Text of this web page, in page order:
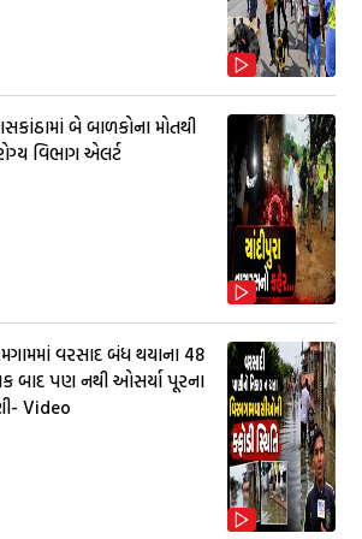
બે બાળકોના મોતથી
વિભાગ એલર્ટ
વરસાદ બંધ થયાના 48
બાદ પણ નથી ઓસર્યા પૂરના
Video